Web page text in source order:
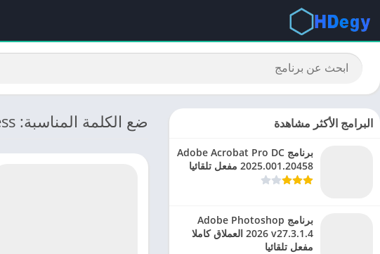
ضع الكلمة المناسبة: essentialpim pro business تحميل البرامج الأكثر مشاهدة
برنامج Adobe Acrobat Pro DC
2025.001.20458 مفعل تلقائيا
برنامج Adobe Photoshop
2026 v27.3.1.4 العملاق كاملا
مفعل تلقائيا